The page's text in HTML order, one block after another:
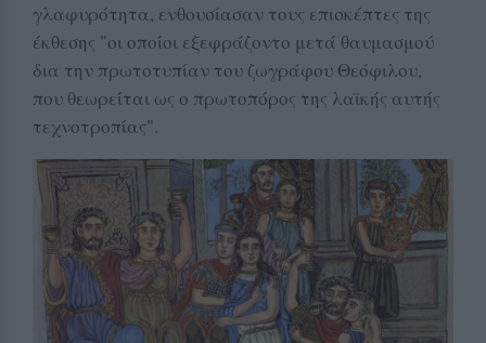
γλαφυρότητα, ενθουσίασαν τους επισκέπτες της
έκθεσης "οι οποίοι εξεφράζοντο μετά θαυμασμού
δια την πρωτοτυπίαν του ζωγράφου Θεόφιλου,
που θεωρείται ως ο πρωτοπόρος της λαϊκής αυτής
τεχνοτροπίας".